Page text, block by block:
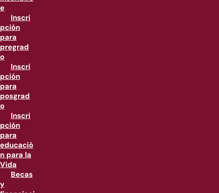
e
Inscri
pción
para
pregrad
o
Inscri
pción
para
posgrad
o
Inscri
pción
para
educació
n para la
Vida
Becas
y